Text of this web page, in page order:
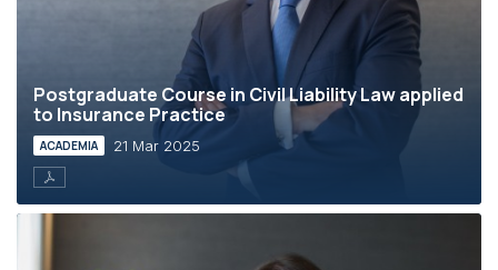
Postgraduate Course in Civil Liability Law applied
to Insurance Practice
ACADEMIA 21 Mar 2025